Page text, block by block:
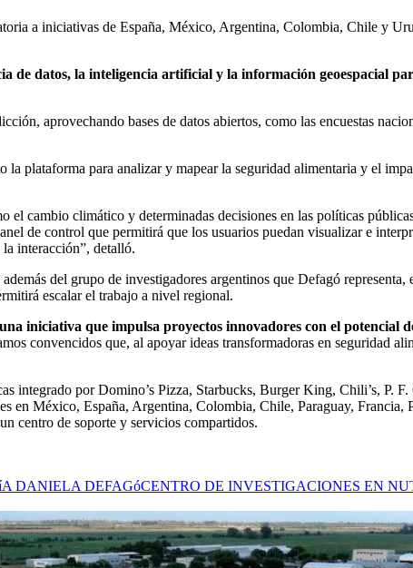
a iniciativas de España, México, Argentina, Colombia, Chile y
de datos, la inteligencia artificial y la información geoespacial
aprovechando bases de datos abiertos, como las encuestas
plataforma para analizar y mapear la seguridad alimentaria y el
el cambio climático y determinadas decisiones en las políticas
de control que permitirá que los usuarios puedan visualizar e
la interacción”, detalló.
del grupo de investigadores argentinos que Defagó
escalar el trabajo a nivel regional.
iniciativa que impulsa proyectos innovadores con el potencial
convencidos que, al apoyar ideas transformadoras en seguridad
integrado por Domino’s Pizza, Starbucks, Burger King, Chili’s, P.
en México, España, Argentina, Colombia, Chile, Paraguay,
centro de soporte y servicios compartidos.
DANIELA DEFAGóCENTRO DE INVESTIGACIONES EN